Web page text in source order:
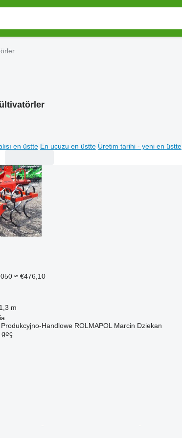
en üstte En ucuzu en üstte Üretim tarihi - yeni en üstte
≈ €476,10
1,3 m
Handlowe ROLMAPOL Marcin Dziekan
geç